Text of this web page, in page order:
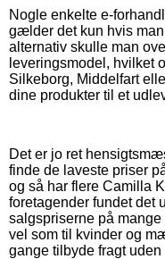
Nogle enkelte e-
gælder det kun hvis
alternativ skulle man
leveringsmodel, hvilket
Silkeborg, Middelfart
dine produkter til et
Det er jo ret
finde de laveste priser
og så har flere Camilla
foretagender fundet det
salgspriserne på
vel som til kvinder og
gange tilbyde fragt uden